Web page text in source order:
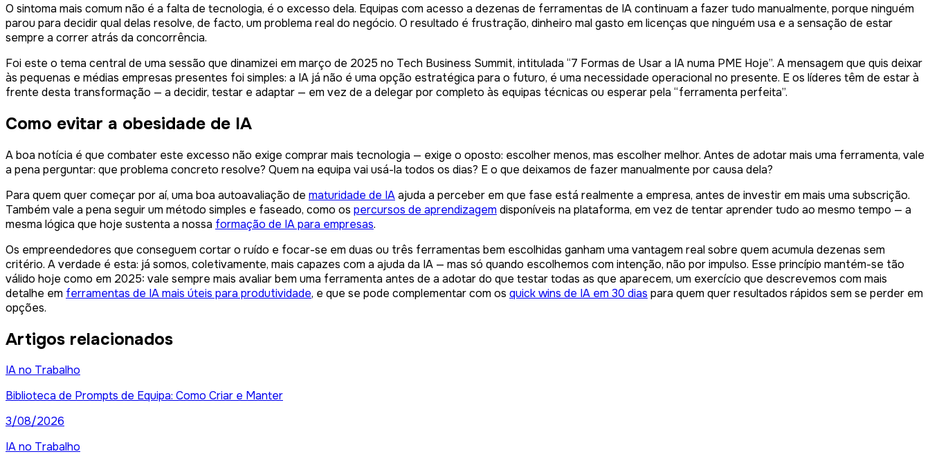
O sintoma mais comum não é a falta de tecnologia, é o excesso dela. Equipas com acesso a dezenas de ferramentas de IA continuam a fazer tudo manualmente, porque ninguém
parou para decidir qual delas resolve, de facto, um problema real do negócio. O resultado é frustração, dinheiro mal gasto em licenças que ninguém usa e a sensação de estar
sempre a correr atrás da concorrência.
Foi este o tema central de uma sessão que dinamizei em março de 2025 no Tech Business Summit, intitulada “7 Formas de Usar a IA numa PME Hoje”. A mensagem que quis deixar
às pequenas e médias empresas presentes foi simples: a IA já não é uma opção estratégica para o futuro, é uma necessidade operacional no presente. E os líderes têm de estar à
frente desta transformação — a decidir, testar e adaptar — em vez de a delegar por completo às equipas técnicas ou esperar pela “ferramenta perfeita”.
Como evitar a obesidade de IA
A boa notícia é que combater este excesso não exige comprar mais tecnologia — exige o oposto: escolher menos, mas escolher melhor. Antes de adotar mais uma ferramenta, vale
a pena perguntar: que problema concreto resolve? Quem na equipa vai usá-la todos os dias? E o que deixamos de fazer manualmente por causa dela?
Para quem quer começar por aí, uma boa autoavaliação de maturidade de IAajuda a perceber em que fase está realmente a empresa, antes de investir em mais uma subscrição.
Também vale a pena seguir um método simples e faseado, como os percursos de aprendizagem disponíveis na plataforma, em vez de tentar aprender tudo ao mesmo tempo — a
mesma lógica que hoje sustenta a nossa formação de IA para empresas.
Os empreendedores que conseguem cortar o ruído e focar-se em duas ou três ferramentas bem escolhidas ganham uma vantagem real sobre quem acumula dezenas sem
critério. A verdade é esta: já somos, coletivamente, mais capazes com a ajuda da IA — mas só quando escolhemos com intenção, não por impulso. Esse princípio mantém-se tão
válido hoje como em 2025: vale sempre mais avaliar bem uma ferramenta antes de a adotar do que testar todas as que aparecem, um exercício que descrevemos com mais
detalhe em ferramentas de IA mais úteis para produtividade, e que se pode complementar com os quick wins de IA em 30 dias para quem quer resultados rápidos sem se perder em
opções.
Artigos relacionados
IA no Trabalho
Biblioteca de Prompts de Equipa: Como Criar e Manter
3/08/2026
IA no Trabalho